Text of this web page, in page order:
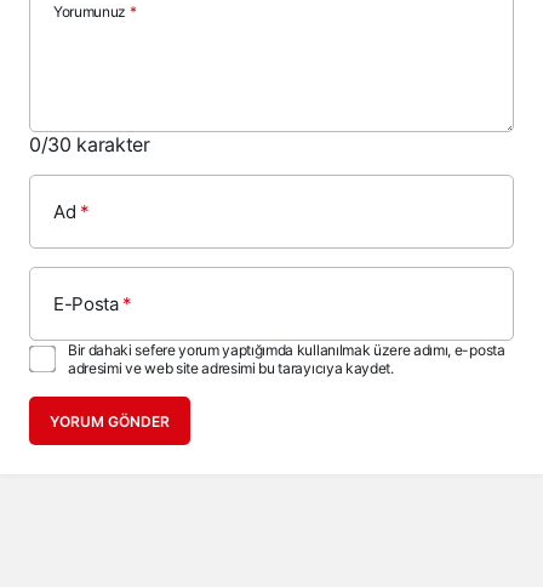
Yorumunuz *
0/30 karakter
Ad *
E-Posta*
Bir dahaki sefere yorum yaptığımda kullanılmak üzere adımı, e-posta
adresimi ve web site adresimi bu tarayıcıya kaydet.
YORUM GÖNDER